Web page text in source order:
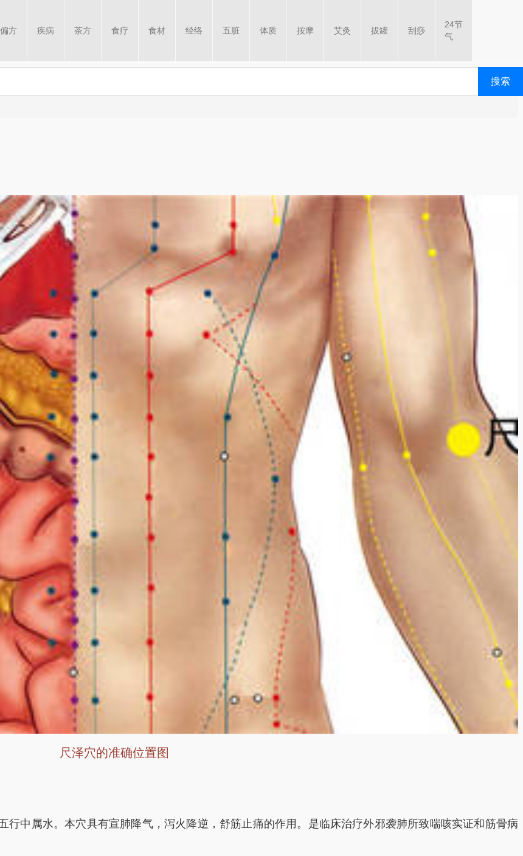
偏方 疾病 茶方 食疗 食材 经络 五脏 体质 按摩 艾灸 拔罐 刮痧
24节
气
搜索
尺泽穴的准确位置图
行中属水。本穴具有宣肺降气，泻火降逆，舒筋止痛的作用。是临床治疗外邪袭肺所致喘咳实证和筋骨病